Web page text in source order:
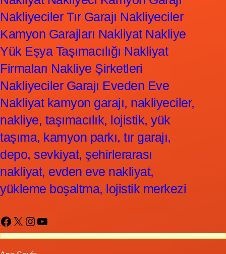
Nakliyeciler Tır Garajı Nakliyeciler
Kamyon Garajları Nakliyat Nakliye
Yük Eşya Taşımacılığı Nakliyat
Firmaları Nakliye Şirketleri
Nakliyeciler Garajı Eveden Eve
Nakliyat kamyon garajı, nakliyeciler,
nakliye, taşımacılık, lojistik, yük
taşıma, kamyon parkı, tır garajı,
depo, sevkiyat, şehirlerarası
nakliyat, evden eve nakliyat,
yükleme boşaltma, lojistik merkezi
Facebook X Instagram YouTube